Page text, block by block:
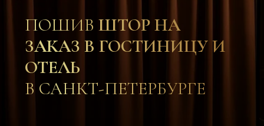
ПОШИВ ШТОР НА
ЗАКАЗ В ГОСТИНИЦУ И
ОТЕЛЬ
В САНКТ-ПЕТЕРБУРГЕ